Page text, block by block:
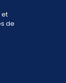
et
de